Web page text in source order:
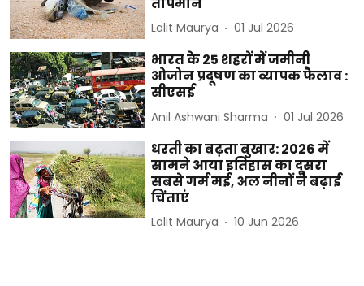
Lalit Maurya 01 Jul 2026
भारत के 25 शहरों में जमीनी
ओजोन प्रदूषण का व्यापक फैलाव :
सीएसई
Anil Ashwani Sharma 01 Jul 2026
धरती का बढ़ता बुखार: 2026 में
सामने आया इतिहास का दूसरा
सबसे गर्म मई, अल नीनों ने बढ़ाई
चिंताएं
Lalit Maurya 10 Jun 2026